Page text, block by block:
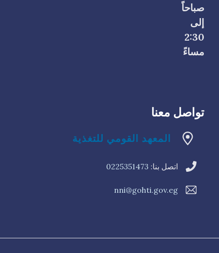
صباحاً
إلى
2:30
مساءً
تواصل معنا
المعهد القومي للتغذية
اتصل بنا: 0225351473
nni@gohti.gov.eg